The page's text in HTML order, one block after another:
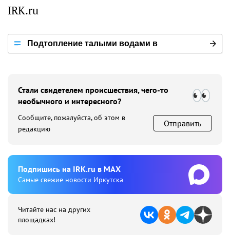
IRK.ru
Подтопление талыми водами в
Стали свидетелем происшествия, чего-то
необычного и интересного?
Сообщите, пожалуйста, об этом в
редакцию
Отправить
Подпишиcь на IRK.ru в MAX
Cамые свежие новости Иркутска
Читайте нас на других
площадках!